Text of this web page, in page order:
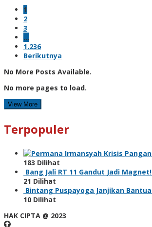
1
2
3
…
1,236
Berikutnya
No More Posts Available.
No more pages to load.
View More
Terpopuler
Krisis
183 Dilihat
Bang Jali RT 11 Gandut Jadi
21 Dilihat
Bintang Puspayoga Janjikan
10 Dilihat
HAK CIPTA @ 2023